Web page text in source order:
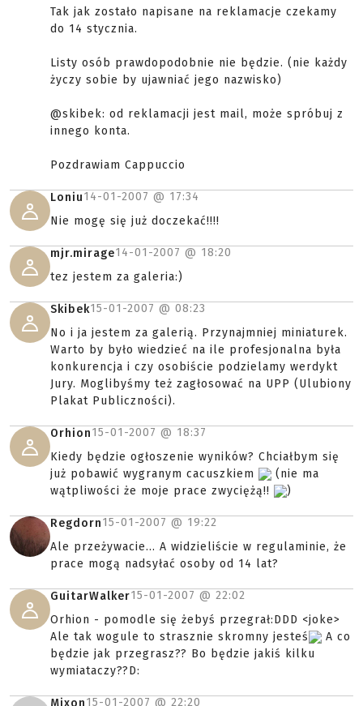
Tak jak zostało napisane na reklamacje czekamy
do 14 stycznia.
Listy osób prawdopodobnie nie będzie. (nie każdy
życzy sobie by ujawniać jego nazwisko)
@skibek: od reklamacji jest mail, może spróbuj z
innego konta.
Pozdrawiam Cappuccio
Loniu14-01-2007 @ 17:34
Nie mogę się już doczekać!!!!
mjr.mirage14-01-2007 @ 18:20
tez jestem za galeria:)
Skibek15-01-2007 @ 08:23
No i ja jestem za galerią. Przynajmniej miniaturek.
Warto by było wiedzieć na ile profesjonalna była
konkurencja i czy osobiście podzielamy werdykt
Jury. Moglibyśmy też zagłosować na UPP (Ulubiony
Plakat Publiczności).
Orhion15-01-2007 @ 18:37
Kiedy będzie ogłoszenie wyników? Chciałbym się
już pobawić wygranym cacuszkiem
(nie ma
wątpliwości że moje prace zwyciężą!!
)
Regdorn15-01-2007 @ 19:22
Ale przeżywacie... A widzieliście w regulaminie, że
prace mogą nadsyłać osoby od 14 lat?
GuitarWalker15-01-2007 @ 22:02
Orhion - pomodle się żebyś przegrał:DDD <joke>
Ale tak wogule to strasznie skromny jesteś
A co
będzie jak przegrasz?? Bo będzie jakiś kilku
wymiataczy??D:
Mixon15-01-2007 @ 22:20